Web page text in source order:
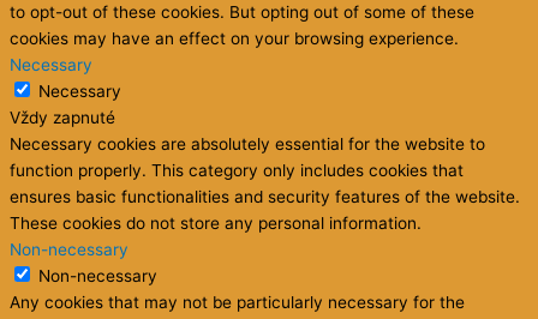
to opt-out of these cookies. But opting out of some of these
cookies may have an effect on your browsing experience.
Necessary
Necessary
Vždy zapnuté
Necessary cookies are absolutely essential for the website to
function properly. This category only includes cookies that
ensures basic functionalities and security features of the website.
These cookies do not store any personal information.
Non-necessary
Non-necessary
Any cookies that may not be particularly necessary for the